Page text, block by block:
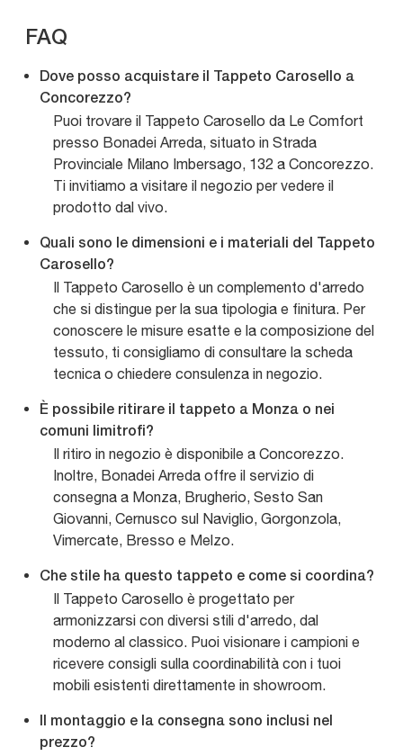
FAQ
Dove posso acquistare il Tappeto Carosello a
Concorezzo?
Puoi trovare il Tappeto Carosello da Le Comfort
presso Bonadei Arreda, situato in Strada
Provinciale Milano Imbersago, 132 a Concorezzo.
Ti invitiamo a visitare il negozio per vedere il
prodotto dal vivo.
Quali sono le dimensioni e i materiali del Tappeto
Carosello?
Il Tappeto Carosello è un complemento d'arredo
che si distingue per la sua tipologia e finitura. Per
conoscere le misure esatte e la composizione del
tessuto, ti consigliamo di consultare la scheda
tecnica o chiedere consulenza in negozio.
È possibile ritirare il tappeto a Monza o nei
comuni limitrofi?
Il ritiro in negozio è disponibile a Concorezzo.
Inoltre, Bonadei Arreda offre il servizio di
consegna a Monza, Brugherio, Sesto San
Giovanni, Cernusco sul Naviglio, Gorgonzola,
Vimercate, Bresso e Melzo.
Che stile ha questo tappeto e come si coordina?
Il Tappeto Carosello è progettato per
armonizzarsi con diversi stili d'arredo, dal
moderno al classico. Puoi visionare i campioni e
ricevere consigli sulla coordinabilità con i tuoi
mobili esistenti direttamente in showroom.
Il montaggio e la consegna sono inclusi nel
prezzo?